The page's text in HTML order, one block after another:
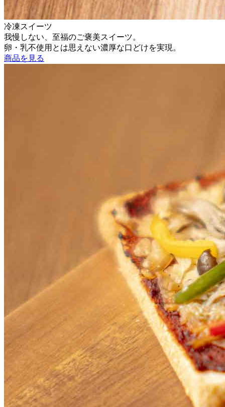
冷凍スイーツ
我慢しない、至福のご褒美スイーツ。
卵・乳不使用とは思えない濃厚な口どけを実現。
商品を見る